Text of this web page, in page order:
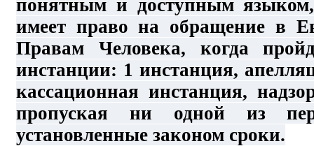
понятным и доступным
имеет право на обращение в
Правам Человека, когда
инстанции: 1 инстанция,
кассационная инстанция,
пропуская ни одной из
установленные законом сроки.